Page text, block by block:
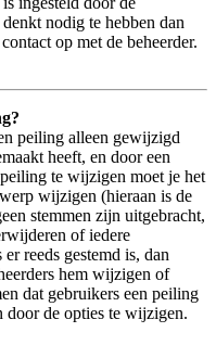
nodig te hebben dan
op met de beheerder.
peiling alleen gewijzigd
heeft, en door een
te wijzigen moet je het
wijzigen (hieraan is de
stemmen zijn uitgebracht,
of iedere
reeds gestemd is, dan
hem wijzigen of
dat gebruikers een peiling
door de opties te wijzigen.